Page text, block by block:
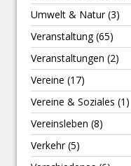
Umwelt & Natur(3)
Veranstaltung(65)
Veranstaltungen (2)
Vereine (17)
Vereine & Soziales (1)
Vereinsleben (8)
Verkehr(5)